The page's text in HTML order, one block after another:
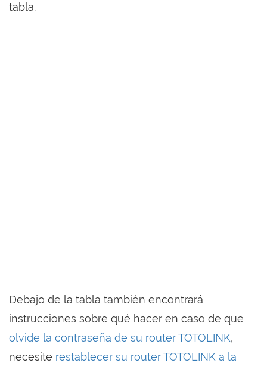
tabla.
Debajo de la tabla también encontrará
instrucciones sobre qué hacer en caso de que
olvide la contraseña de su router TOTOLINK,
necesite restablecer su router TOTOLINK a la